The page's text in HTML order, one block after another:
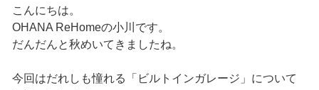
こんにちは。
OHANA ReHomeの小川です。
だんだんと秋めいてきましたね。
今回はだれしも憧れる「ビルトインガレージ」について